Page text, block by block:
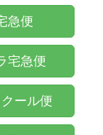
急便
宅急便
ール便